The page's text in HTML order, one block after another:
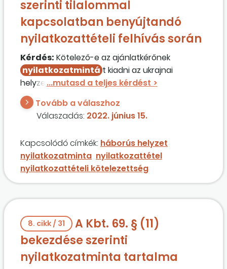
szerinti tilalommal
kapcsolatban benyújtandó
nyilatkozattételi felhívás során
Kérdés: Kötelező-e az ajánlatkérőnek
nyilatkozatmintá t kiadni az ukrajnai
helyzetet destabilizáló orosz intézkedések
miatt hozott korlátozó intézkedésekről szóló
833/2014/EU tanácsi rendelet 5k. cikk (1)
bekezdése szerinti tilalommal kapcsolatban
Tovább a válaszhoz
Válaszadás: 2022. június 15.
Kapcsolódó címkék: háborús helyzet
nyilatkozatminta nyilatkozattétel
nyilatkozattételi kötelezettség
8. cikk / 31
A Kbt. 69. § (11)
bekezdése szerinti
nyilatkozatminta tartalma